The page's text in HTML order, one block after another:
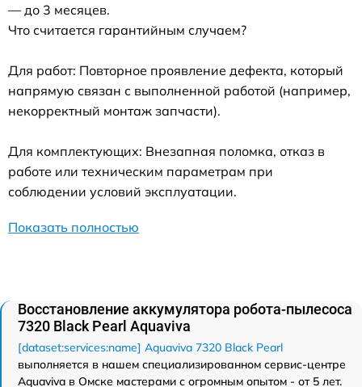
— до 3 месяцев.
Что считается гарантийным случаем?
Для работ: Повторное проявление дефекта, который
напрямую связан с выполненной работой (например,
некорректный монтаж запчасти).
Для комплектующих: Внезапная поломка, отказ в
работе или техническим параметрам при
соблюдении условий эксплуатации.
Показать полностью
Восстановление аккумулятора робота-пылесоса
7320 Black Pearl Aquaviva
[dataset:services:name] Aquaviva 7320 Black Pearl
выполняется в нашем специализированном сервис-центре
Aquaviva в Омске мастерами с огромным опытом - от 5 лет.